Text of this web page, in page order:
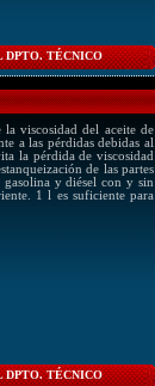
DPTO. TÉCNICO
viscosidad del aceite de
a las pérdidas debidas al
la pérdida de viscosidad
de las partes
y diésel con y sin
1 l es suficiente para
DPTO. TÉCNICO